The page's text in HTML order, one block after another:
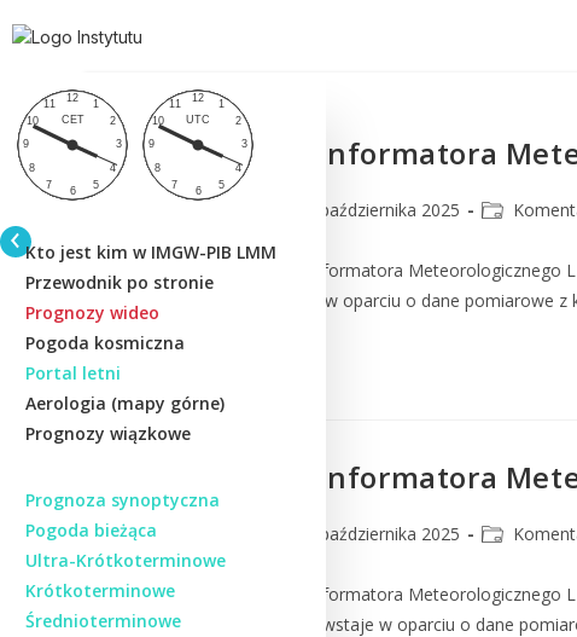
Kto jest kim w IMGW-PIB LMM
Przewodnik po stronie
Prognozy wideo
Pogoda kosmiczna
Portal letni
Aerologia (mapy górne)
Prognozy wiązkowe
Prognoza synoptyczna
Pogoda bieżąca
Ultra-Krótkoterminowe
Krótkoterminowe
Średnioterminowe
Nowy numer Informatora
22 października 2025
Ukazał się nowy numer Informatora
PIB. Informator powstaje w oparciu o dane pomiarowe z
Nowy numer Informatora
lmm_admin 13 października 2025
Ukazał się nowy numer Informatora Meteorologicznego
IMGW-PIB. Informator powstaje w oparciu o dane